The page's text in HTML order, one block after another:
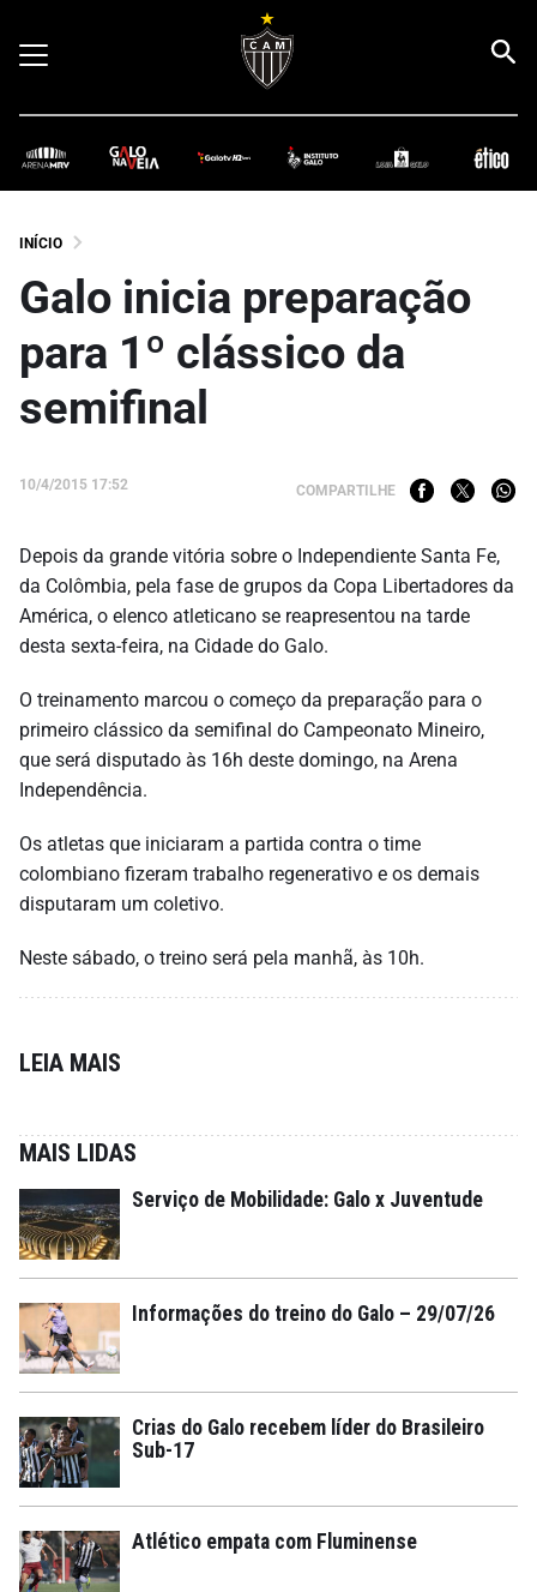
INÍCIO
Galo inicia preparação
para 1º clássico da
semifinal
10/4/2015 17:52 COMPARTILHE
Depois da grande vitória sobre o Independiente Santa Fe,
da Colômbia, pela fase de grupos da Copa Libertadores da
América, o elenco atleticano se reapresentou na tarde
desta sexta-feira, na Cidade do Galo.
O treinamento marcou o começo da preparação para o
primeiro clássico da semifinal do Campeonato Mineiro,
que será disputado às 16h deste domingo, na Arena
Independência.
Os atletas que iniciaram a partida contra o time
colombiano fizeram trabalho regenerativo e os demais
disputaram um coletivo.
Neste sábado, o treino será pela manhã, às 10h.
LEIA MAIS
MAIS LIDAS
Serviço de Mobilidade: Galo x Juventude
Informações do treino do Galo – 29/07/26
Crias do Galo recebem líder do Brasileiro
Sub-17
Atlético empata com Fluminense